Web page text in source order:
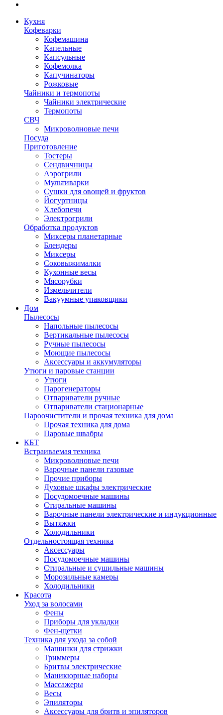
Кухня
Кофеварки
Кофемашина
Капельные
Капсульные
Кофемолка
Капучинаторы
Рожковые
Чайники и термопоты
Чайники электрические
Термопоты
СВЧ
Микроволновые печи
Посуда
Приготовление
Тостеры
Сендвичницы
Аэрогрили
Мультиварки
Сушки для овощей и фруктов
Йогуртницы
Хлебопечи
Электрогрили
Обработка продуктов
Миксеры планетарные
Блендеры
Миксеры
Соковыжималки
Кухонные весы
Мясорубки
Измельчители
Вакуумные упаковщики
Дом
Пылесосы
Напольные пылесосы
Вертикальные пылесосы
Ручные пылесосы
Моющие пылесосы
Аксессуары и аккумуляторы
Утюги и паровые станции
Утюги
Парогенераторы
Отпариватели ручные
Отпариватели стационарные
Пароочистители и прочая техника для дома
Прочая техника для дома
Паровые швабры
КБТ
Встраиваемая техника
Микроволновые печи
Варочные панели газовые
Прочие приборы
Духовые шкафы электрические
Посудомоечные машины
Стиральные машины
Варочные панели электрические и индукционные
Вытяжки
Холодильники
Отдельностоящая техника
Аксессуары
Посудомоечные машины
Стиральные и сушильные машины
Морозильные камеры
Холодильники
Красота
Уход за волосами
Фены
Приборы для укладки
Фен-щетки
Техника для ухода за собой
Машинки для стрижки
Триммеры
Бритвы электрические
Маникюрные наборы
Массажеры
Весы
Эпиляторы
Аксессуары для бритв и эпиляторов